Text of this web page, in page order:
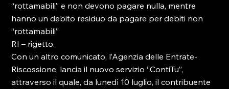
“rottamabili” e non devono pagare nulla, mentre
hanno un debito residuo da pagare per debiti non
“rottamabili”
RI – rigetto.
Con un altro comunicato, l’Agenzia delle Entrate-
Riscossione, lancia il nuovo servizio “ContiTu”,
attraverso il quale, da lunedì 10 luglio, il contribuente